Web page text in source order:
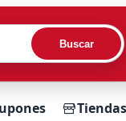
Buscar
Tiendas